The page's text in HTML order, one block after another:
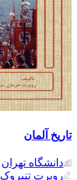
تاریخ آلمان
دانشگاه تهران
روبرت‌ تنبروک